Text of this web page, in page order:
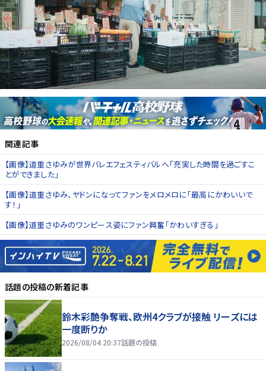
関連記事
【画像】道重さゆみが世界バレエフェスティバルへ「充実した時間を過ごすこ
とができました」
【画像】道重さゆみ、ヤドンになってファンをメロメロに「最高にかわいいで
す！」
【画像】道重さゆみのワンピース姿にファン興奮「かわいすぎる」
話題の投稿の新着記事
鈴木彩艶争奪戦、欧州4クラブが接触 リーズには
一度断りか
2026/08/04 20:37話題の投稿